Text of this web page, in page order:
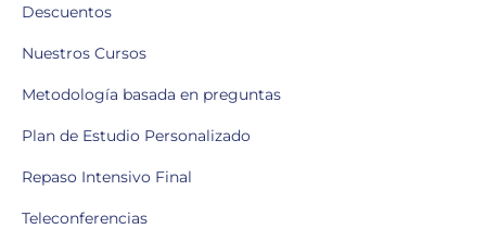
Descuentos
Nuestros Cursos
Metodología basada en preguntas
Plan de Estudio Personalizado
Repaso Intensivo Final
Teleconferencias